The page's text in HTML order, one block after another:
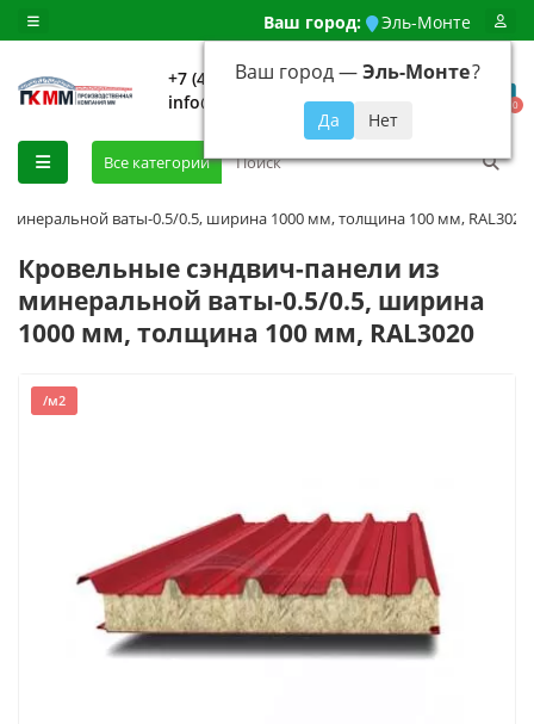
Ваш город: Эль-Монте
Ваш город —Эль-Монте?
+7 (499) 648-92-94
info@evroshtaketnikmoskva.ru
0
Все категории
ваты-0.5/0.5, ширина 1000 мм, толщина 100 мм, RAL3020
Кровельные сэндвич-панели из
минеральной ваты-0.5/0.5, ширина
1000 мм, толщина 100 мм, RAL3020
/м2